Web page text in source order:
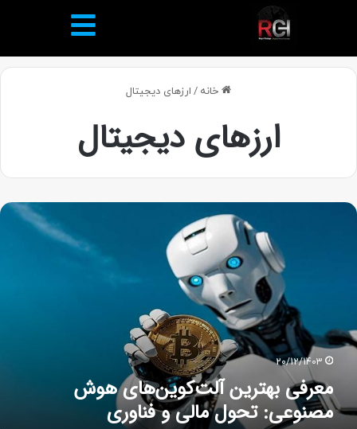
خانه / ارزهای دیجیتال
ارزهای دیجیتال
20/12/1403
معرفی بهترین آلت‌کوین‌های هوش
مصنوعی: تحول مالی و فناوری